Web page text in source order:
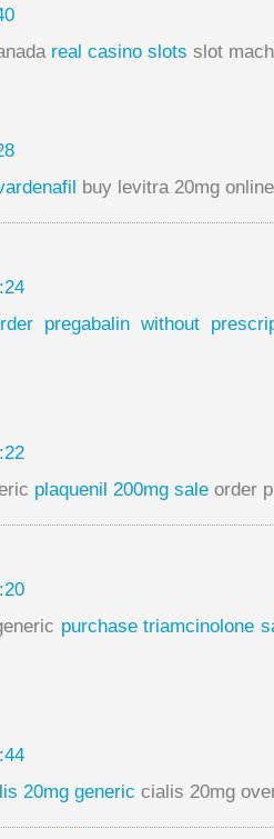
real casino slots slot
buy levitra 20mg
pregabalin without
plaquenil 200mg sale order
purchase triamcinolone
20mg generic cialis 20mg